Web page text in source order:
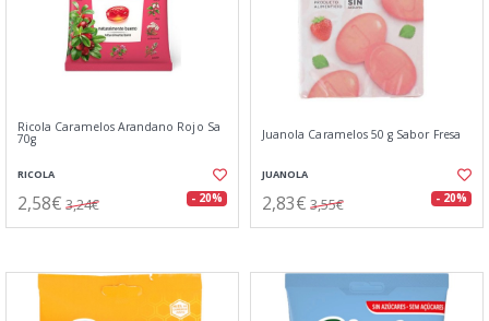
Ricola Caramelos Arandano Rojo Sa
70g
RICOLA
2,58€ 3,24€ - 20%
Juanola Caramelos 50 g Sabor Fresa
JUANOLA
2,83€ 3,55€ - 20%